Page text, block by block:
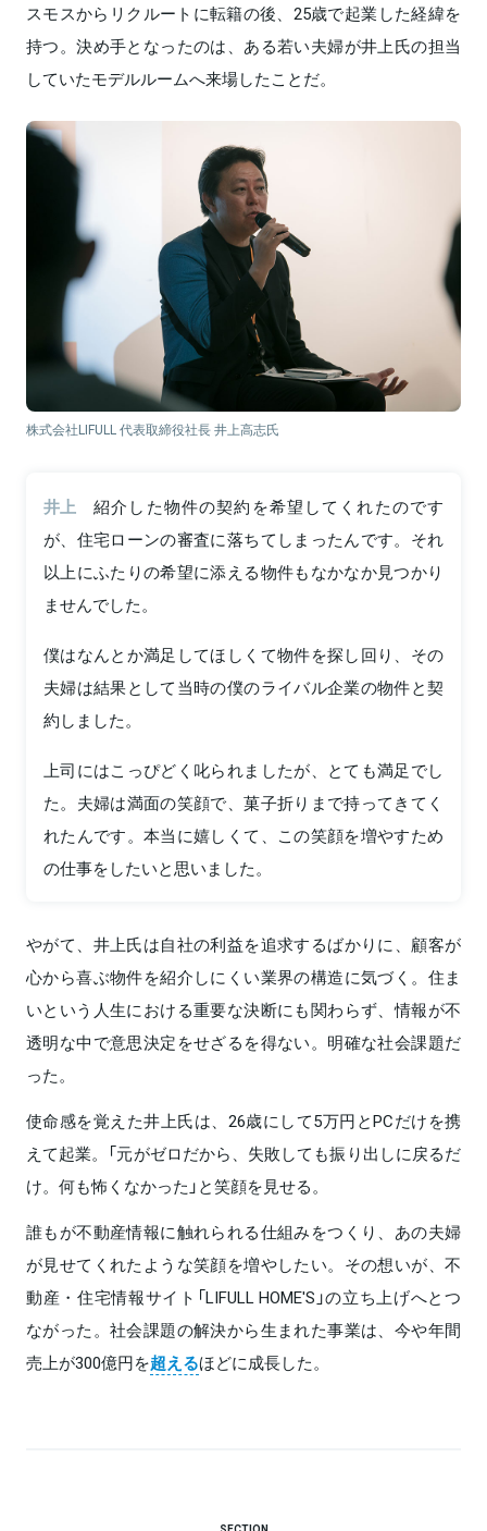
スモスからリクルートに転籍の後、25歳で起業した経緯を
持つ。決め手となったのは、ある若い夫婦が井上氏の担当
していたモデルルームへ来場したことだ。
株式会社LIFULL 代表取締役社長 井上高志氏
井上
紹介した物件の契約を希望してくれたのです
が、住宅ローンの審査に落ちてしまったんです。それ
以上にふたりの希望に添える物件もなかなか見つかり
ませんでした。
僕はなんとか満足してほしくて物件を探し回り、その
夫婦は結果として当時の僕のライバル企業の物件と契
約しました。
上司にはこっぴどく叱られましたが、とても満足でし
た。夫婦は満面の笑顔で、菓子折りまで持ってきてく
れたんです。本当に嬉しくて、この笑顔を増やすため
の仕事をしたいと思いました。
やがて、井上氏は自社の利益を追求するばかりに、顧客が
心から喜ぶ物件を紹介しにくい業界の構造に気づく。住ま
いという人生における重要な決断にも関わらず、情報が不
透明な中で意思決定をせざるを得ない。明確な社会課題だ
った。
使命感を覚えた井上氏は、26歳にして5万円とPCだけを携
えて起業。「元がゼロだから、失敗しても振り出しに戻るだ
け。何も怖くなかった」と笑顔を見せる。
誰もが不動産情報に触れられる仕組みをつくり、あの夫婦
が見せてくれたような笑顔を増やしたい。その想いが、不
動産・住宅情報サイト「LIFULL HOME'S」の立ち上げへとつ
ながった。社会課題の解決から生まれた事業は、今や年間
売上が300億円を超えるほどに成長した。